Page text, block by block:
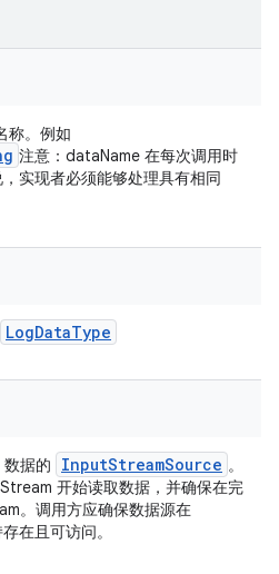
称。例如
注意：dataName 在每次调用时
实现者必须能够处理具有相同
LogDataType
数据的 InputStreamSource 。
开始读取数据，并确保在完
。调用方应确保数据源在
在且可访问。